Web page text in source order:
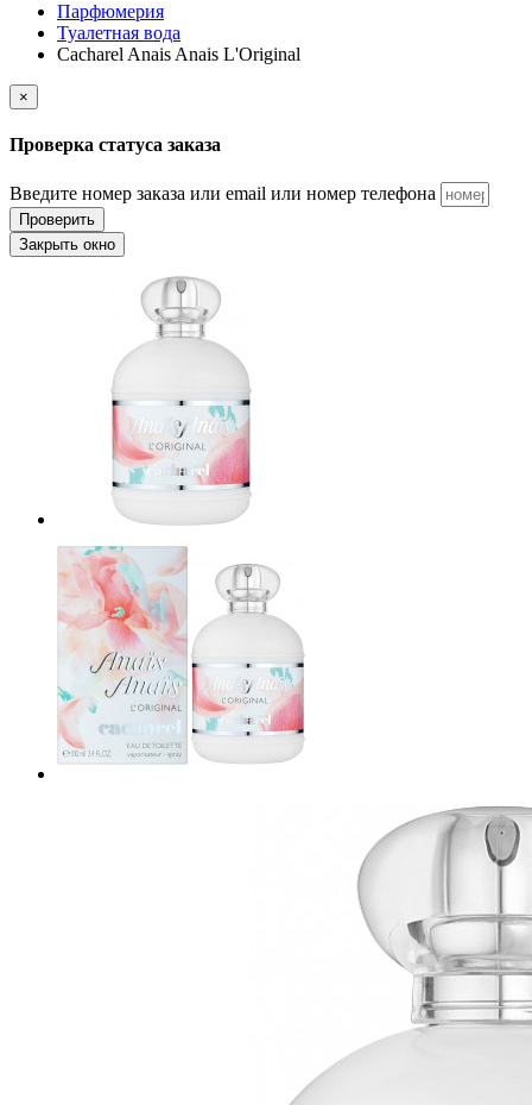
Парфюмерия
Туалетная вода
Cacharel Anais Anais L'Original
×
Проверка статуса заказа
Введите номер заказа или email или номер телефона
Проверить
Закрыть окно